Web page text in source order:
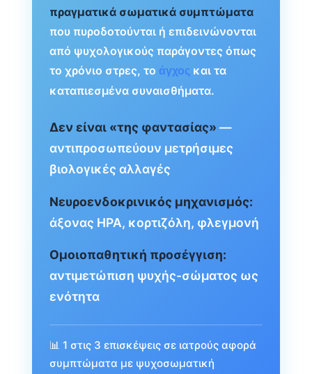
πραγματικά σωματικά συμπτώματα
που πυροδοτούνται ή επιδεινώνονται
από ψυχολογικούς παράγοντες όπως
το χρόνιο στρες, το άγχος και τα
καταπιεσμένα συναισθήματα.
Δεν είναι «της φαντασίας» —
αντιπροσωπεύουν μετρήσιμες
βιολογικές αλλαγές
Νευροενδοκρινικός μηχανισμός:
άξονας HPA, κορτιζόλη, φλεγμονή
Ομοιοπαθητική προσέγγιση:
αντιμετώπιση ψυχής-σώματος ως
ενότητα
📊 1 στις 3 επισκέψεις σε ιατρούς αφορά
συμπτώματα με ψυχοσωματική